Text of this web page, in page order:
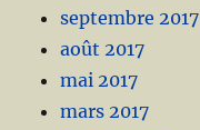
septembre 2017
août 2017
mai 2017
mars 2017